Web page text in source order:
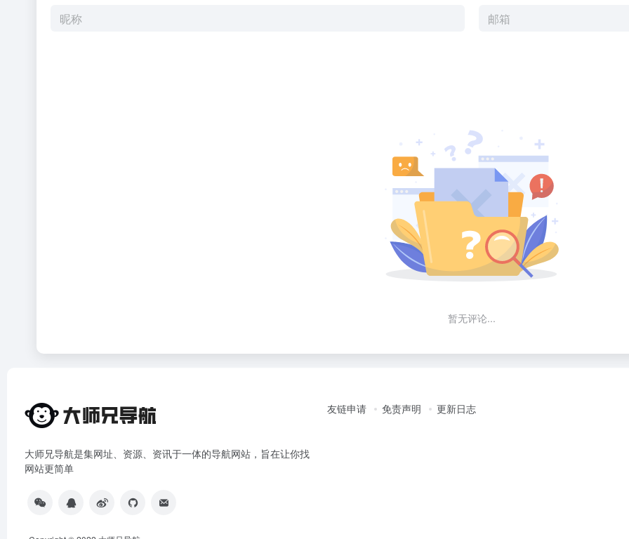
暂无评论...
大师兄导航是集网址、资源、资讯于一体的导航网站，旨在让你找
网站更简单
友链申请 免责声明 更新日志